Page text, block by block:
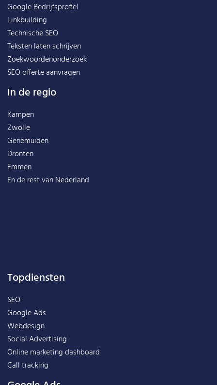
Google Bedrijfsprofiel
Linkbuilding
Technische SEO
Teksten laten schrijven
Zoekwoordenonderzoek
SEO offerte aanvragen
In de regio
Kampen
Zwolle
Genemuiden
Dronten
Emmen
En de rest vanNederland
Topdiensten
SEO
Google Ads
Webdesign
Social Advertising
Online marketing dashboard
Call tracking